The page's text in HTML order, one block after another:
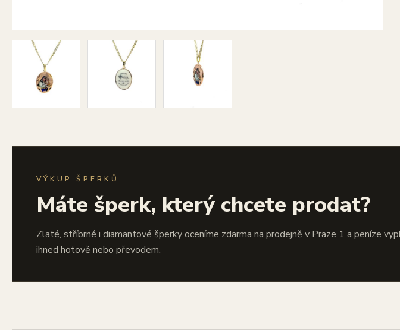
VÝKUP ŠPERKŮ
Máte šperk, který chcete prodat?
Zlaté, stříbrné i diamantové šperky oceníme zdarma na prodejně v Praze 1 a peníze
ihned hotově nebo převodem.